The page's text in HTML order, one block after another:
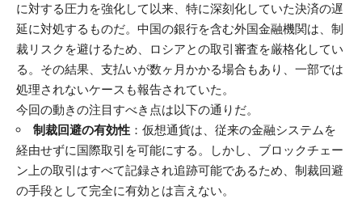
に対する圧力を強化して以来、特に深刻化していた決済の遅
延に対処するものだ。中国の銀行を含む外国金融機関は、制
裁リスクを避けるため、ロシアとの取引審査を厳格化してい
る。その結果、支払いが数ヶ月かかる場合もあり、一部では
処理されないケースも報告されていた。
今回の動きの注目すべき点は以下の通りだ。
制裁回避の有効性：仮想通貨は、従来の金融システムを
経由せずに国際取引を可能にする。しかし、ブロックチェー
ン上の取引はすべて記録され追跡可能であるため、制裁回避
の手段として完全に有効とは言えない。